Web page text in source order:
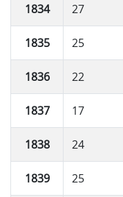
1834 27
1835 25
1836 22
1837 17
1838 24
1839 25